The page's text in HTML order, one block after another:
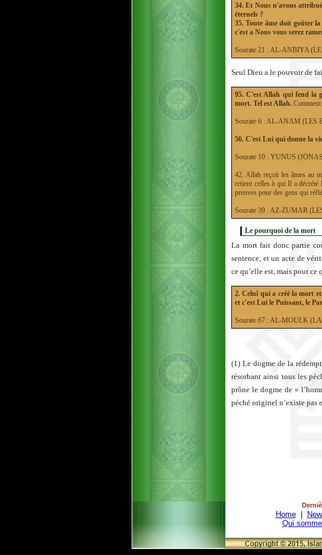
34. Et Nous n'avons
éternels ?
35. Toute âme doit goûter
c'est a Nous vous serez
Sourate 21 : AL-ANBIYA
Seul Dieu a le pouvoir de
95. C'est Allah qui fend la
mort. Tel est Allah.
Sourate 6 : AL-ANAM (LES
56. C'est Lui qui donne la
Sourate 10 : YUNUS
42. Allah reçoit les âmes au
retient celles à qui Il a
preuves pour des gens qui
Sourate 39 : AZ-ZUMAR
Le pourquoi de la mort
La mort fait donc partie
sentence, et un acte de
ce qu’elle est, mais pour
2. Celui qui a créé la mort
et c'est Lui le Puissant, le
Sourate 67 : AL-MOULK
(1) Le dogme de la
résorbant ainsi tous les
prône le dogme de «
péché originel n’existe pas
Home|
Qui